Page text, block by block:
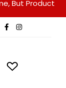
But Product